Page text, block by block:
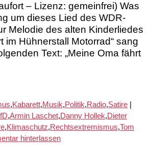
– Lizenz: gemeinfrei) Was
um dieses Lied des WDR-
Melodie des alten Kinderliedes
im Hühnerstall Motorrad“ sang
Text: „Meine Oma fährt
,Kabarett,Musik,Politik,Radio,Satire
,Armin Laschet,Danny Hollek,Dieter
,Klimaschutz,Rechtsextremismus,Tom
hinterlassen